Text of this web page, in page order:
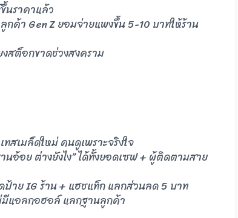
นราคาแล้ว
ค้า Gen Z ยอมจ่ายแพงขึ้น 5-10 บาทให้ร้าน
สต็อกขาดช่วงสงคราม
สเมล็ดใหม่ คนดูเพราะจริงใจ
นอ้อย ต่างยังไง” ได้ทั้งยอดเซฟ + ผู้ติดตามสาย
าย IG ร้าน + แฮชแท็ก แลกส่วนลด 5 บาท
มีแอลกอฮอล์ แลกฐานลูกค้า